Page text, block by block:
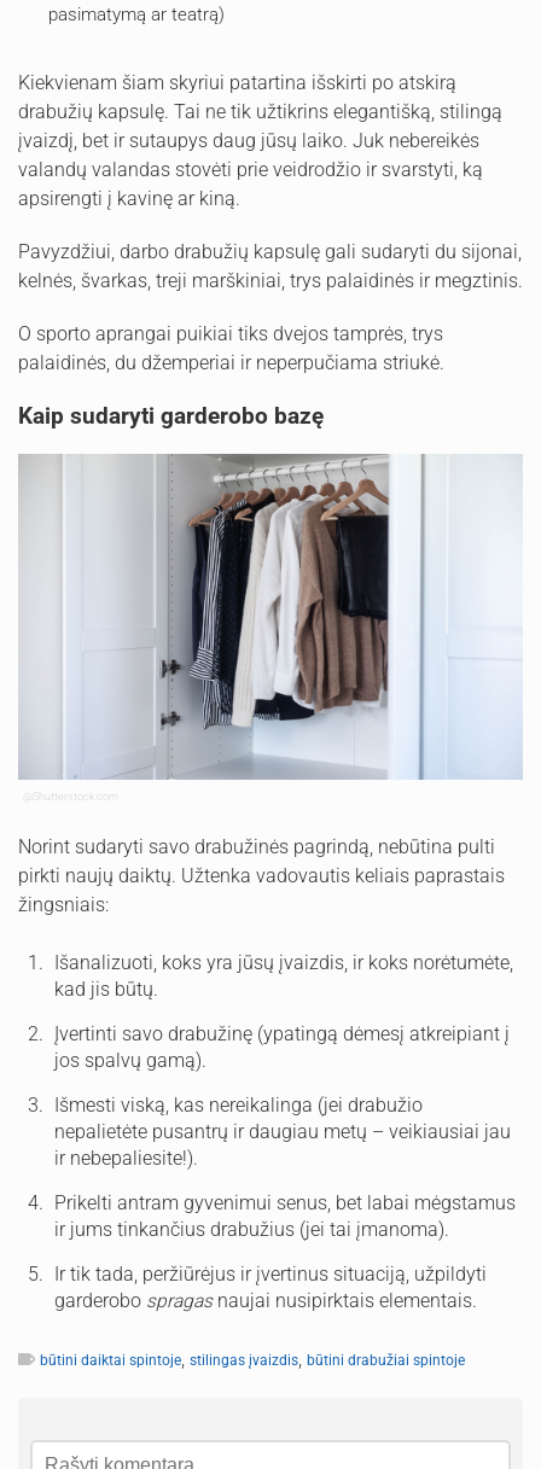
pasimatymą ar teatrą)
Kiekvienam šiam skyriui patartina išskirti po atskirą
drabužių kapsulę. Tai ne tik užtikrins elegantišką, stilingą
įvaizdį, bet ir sutaupys daug jūsų laiko. Juk nebereikės
valandų valandas stovėti prie veidrodžio ir svarstyti, ką
apsirengti į kavinę ar kiną.
Pavyzdžiui, darbo drabužių kapsulę gali sudaryti du sijonai,
kelnės, švarkas, treji marškiniai, trys palaidinės ir megztinis.
O sporto aprangai puikiai tiks dvejos tamprės, trys
palaidinės, du džemperiai ir neperpučiama striukė.
Kaip sudaryti garderobo bazę
@Shutterstock.com
Norint sudaryti savo drabužinės pagrindą, nebūtina pulti
pirkti naujų daiktų. Užtenka vadovautis keliais paprastais
žingsniais:
Išanalizuoti, koks yra jūsų įvaizdis, ir koks norėtumėte,
kad jis būtų.
Įvertinti savo drabužinę (ypatingą dėmesį atkreipiant į
jos spalvų gamą).
Išmesti viską, kas nereikalinga (jei drabužio
nepalietėte pusantrų ir daugiau metų – veikiausiai jau
ir nebepaliesite!).
Prikelti antram gyvenimui senus, bet labai mėgstamus
ir jums tinkančius drabužius (jei tai įmanoma).
Ir tik tada, peržiūrėjus ir įvertinus situaciją, užpildyti
garderobo spragasnaujai nusipirktais elementais.
būtini daiktai spintoje, stilingas įvaizdis, būtini drabužiai spintoje